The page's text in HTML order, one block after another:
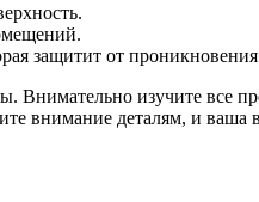
защитит от
изучите все
внимание деталям, и ваша